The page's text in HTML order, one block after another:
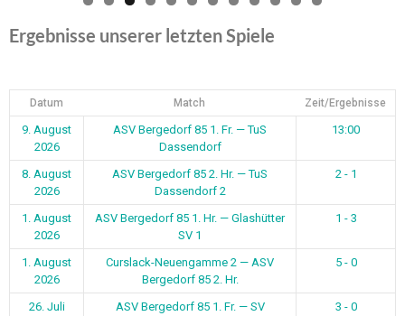
0 1 2
Ergebnisse unserer letzten Spiele
Datum Match Zeit/Ergebnisse
9. August
2026
ASV Bergedorf 85 1. Fr. — TuS
Dassendorf
13:00
8. August
2026
ASV Bergedorf 85 2. Hr. — TuS
Dassendorf 2
2 - 1
1. August
2026
ASV Bergedorf 85 1. Hr. — Glashütter
SV 1
1 - 3
1. August
2026
Curslack-Neuengamme 2 — ASV
Bergedorf 85 2. Hr.
5 - 0
26. Juli
ASV Bergedorf 85 1. Fr. — SV
3 - 0